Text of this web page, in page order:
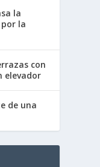
la
la
con
elevador
de una